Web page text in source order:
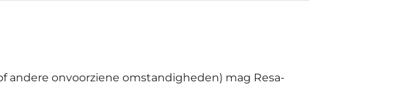
andere onvoorziene omstandigheden) mag Resa-